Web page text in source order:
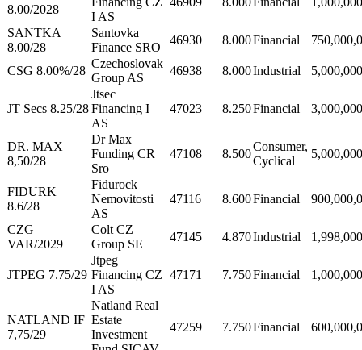
8.00/2028
I AS
SANTKA
8.00/28
Santovka
Finance SRO
46930 8.000Financial
CSG 8.00%/28
Czechoslovak
Group AS
46938 8.000Industrial
JT Secs 8.25/28
Jtsec
Financing I
AS
47023 8.250Financial
DR. MAX
8,50/28
Dr Max
Funding CR
Sro
47108 8.500
Consumer,
Cyclical
FIDURK
8.6/28
Fidurock
Nemovitosti
AS
47116 8.600Financial
CZG
VAR/2029
Colt CZ
Group SE
47145 4.870Industrial
JTPEG 7.75/29
Jtpeg
Financing CZ
I AS
47171 7.750Financial
NATLAND IF
7,75/29
Natland Real
Estate
Investment
47259 7.750Financial